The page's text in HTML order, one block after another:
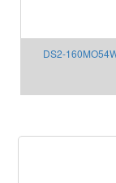
DS2-